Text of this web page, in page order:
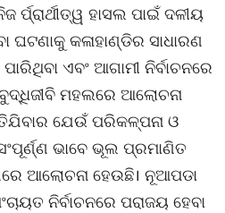
ର୍ପ୍ରାର୍ଥୀତ୍ୱ ହାସଲ ପାଇଁ ଦଳୀୟ
ଘଟଣାକୁ କଳାହାଣ୍ଡିର ସାଧାରଣ
ଏବଂ ଆଗାମୀ ନିର୍ବାଚନରେ
ମହଲରେ ଆଲୋଚନା
ଯେଉଁ ପରିକଳ୍ପନା ଓ
ଭାବେ ଭୂଲ ପ୍ରମାଣିତ
ଆଲୋଚନା ହେଉଛି। ନୂଆପଡା
ନିର୍ବାଚନରେ ପରାଜୟ ହେବା